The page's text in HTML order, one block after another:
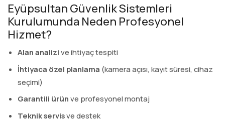
Eyüpsultan Güvenlik Sistemleri
Kurulumunda Neden Profesyonel
Hizmet?
Alan analizi ve ihtiyaç tespiti
İhtiyaca özel planlama (kamera açısı, kayıt süresi, cihaz
seçimi)
Garantili ürün ve profesyonel montaj
Teknik servisve destek